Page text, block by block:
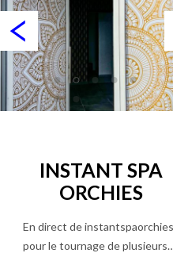
INSTANT SPA
ORCHIES
En direct de
pour le tournage de